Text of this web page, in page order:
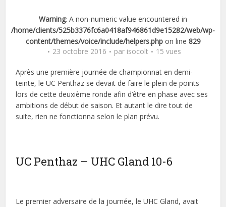
Warning: A non-numeric value encountered in
/home/clients/525b3376fc6a0418af946861d9e15282/web/wp-
content/themes/voice/include/helpers.phpon line 829
23 octobre 2016
par isocolt 15 vues
Après une première journée de championnat en demi-
teinte, le UC Penthaz se devait de faire le plein de points
lors de cette deuxième ronde afin d’être en phase avec ses
ambitions de début de saison. Et autant le dire tout de
suite, rien ne fonctionna selon le plan prévu.
UC Penthaz – UHC Gland 10-6
Le premier adversaire de la journée, le UHC Gland, avait